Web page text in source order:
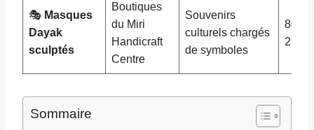
🎭 Masques
Dayak
sculptés
Boutiques
du Miri
Handicraft
Centre
Souvenirs
culturels chargés
de symboles
80 –
220
Sommaire